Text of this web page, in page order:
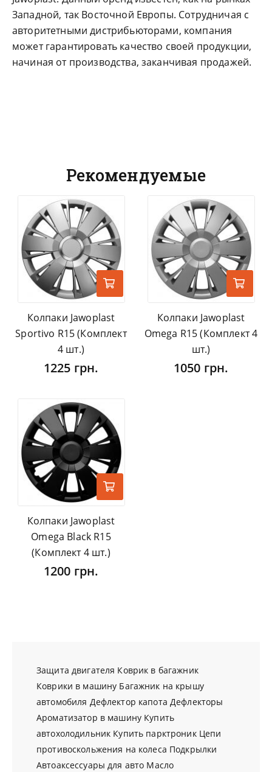
Западной, так Восточной Европы. Сотрудничая с
авторитетными дистрибьюторами, компания
может гарантировать качество своей продукции,
начиная от производства, заканчивая продажей.
Рекомендуемые
Колпаки Jawoplast
Sportivo R15 (Комплект
4 шт.)
1225 грн.
Колпаки Jawoplast
Omega R15 (Комплект 4
шт.)
1050 грн.
Колпаки Jawoplast
Omega Black R15
(Комплект 4 шт.)
1200 грн.
Защита двигателя Коврик в багажник
Коврики в машину Багажник на крышу
автомобиля Дефлектор капота Дефлекторы
Ароматизатор в машину Купить
автохолодильник Купить парктроник Цепи
противоскольжения на колеса Подкрылки
Автоаксессуары для авто Масло